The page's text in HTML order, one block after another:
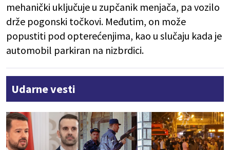
mehanički uključuje u zupčanik menjača, pa vozilo
drže pogonski točkovi. Međutim, on može
popustiti pod opterećenjima, kao u slučaju kada je
automobil parkiran na nizbrdici.
Udarne vesti